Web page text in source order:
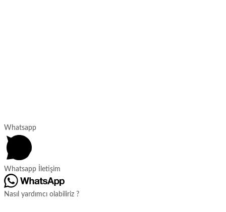
Whatsapp
Whatsapp İletişim
Nasıl yardımcı olabiliriz ?